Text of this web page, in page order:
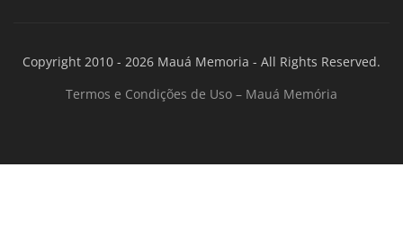
Copyright 2010 - 2026 Mauá Memoria - All Rights Reserved.
Termos e Condições de Uso – Mauá Memória